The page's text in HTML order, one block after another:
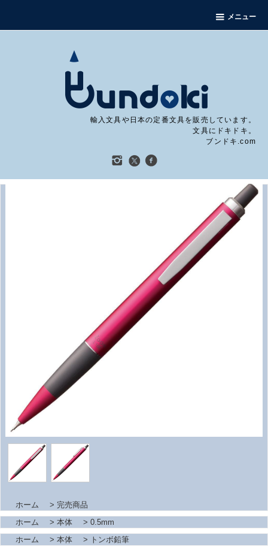
メニュー
輸入文具や日本の定番文具を販売しています。
文具にドキドキ。
ブンドキ.com
ホーム > 完売商品
ホーム
> 本体 > 0.5mm
ホーム
> 本体 >
トンボ鉛筆